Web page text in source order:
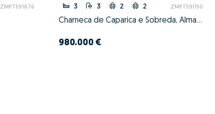
ZMPT591676 3 3 2 2 ZMPT591150
Charneca de Caparica e Sobreda, Almada, Setúbal
980.000 €